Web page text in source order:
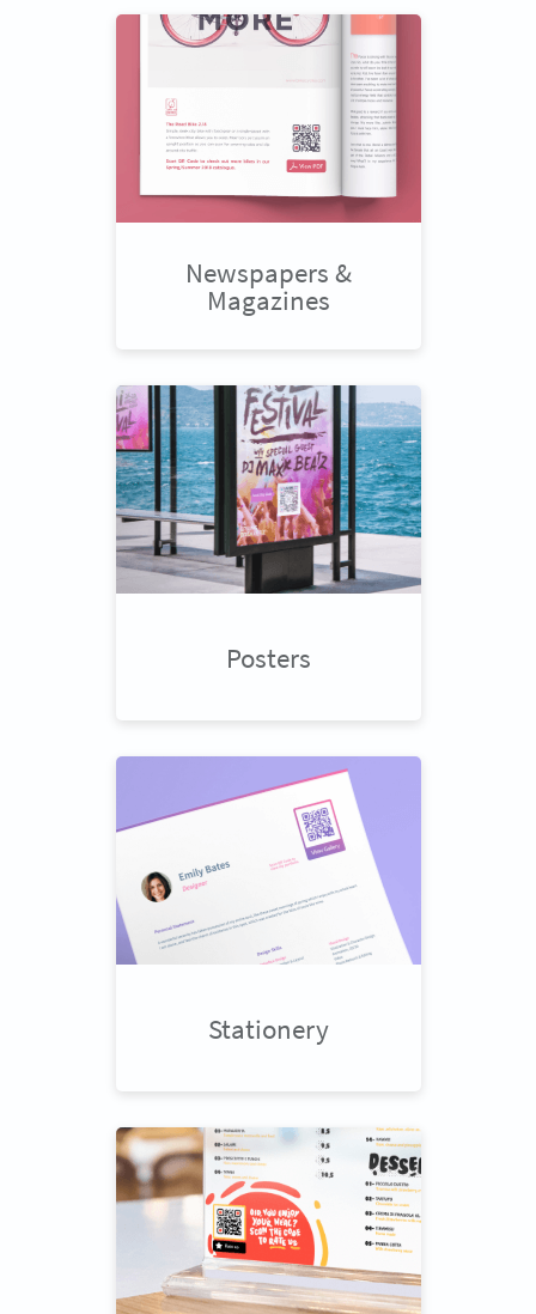
Newspapers &
Magazines
Posters
Stationery